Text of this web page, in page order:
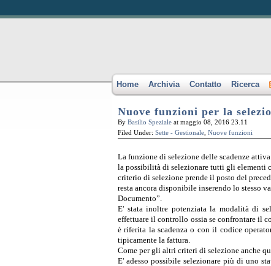
Home Archivia Contatto Ricerca
Nuove funzioni per la
By Basilio Speziale at maggio 08, 2016 23.11
Filed Under: Sette - Gestionale Nuove funzioni
La funzione di selezione delle scadenze
la possibilità di selezionare tutti gli elementi
criterio di selezione prende il posto del
resta ancora disponibile inserendo lo stesso
Documento”.
E' stata inoltre potenziata la modalità di
effettuare il controllo ossia se confrontare il
è riferita la scadenza o con il codice
tipicamente la fattura.
Come per gli altri criteri di selezione anche
E' adesso possibile selezionare più di uno